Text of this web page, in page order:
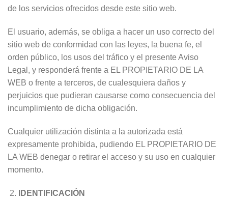
de los servicios ofrecidos desde este sitio web.
El usuario, además, se obliga a hacer un uso correcto del
sitio web de conformidad con las leyes, la buena fe, el
orden público, los usos del tráfico y el presente Aviso
Legal, y responderá frente a EL PROPIETARIO DE LA
WEB o frente a terceros, de cualesquiera daños y
perjuicios que pudieran causarse como consecuencia del
incumplimiento de dicha obligación.
Cualquier utilización distinta a la autorizada está
expresamente prohibida, pudiendo EL PROPIETARIO DE
LA WEB denegar o retirar el acceso y su uso en cualquier
momento.
IDENTIFICACIÓN